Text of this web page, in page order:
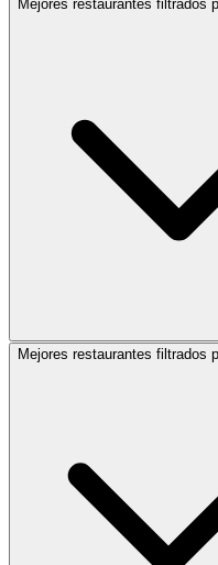
Mejores restaurantes filtrados
Mejores restaurantes filtrados